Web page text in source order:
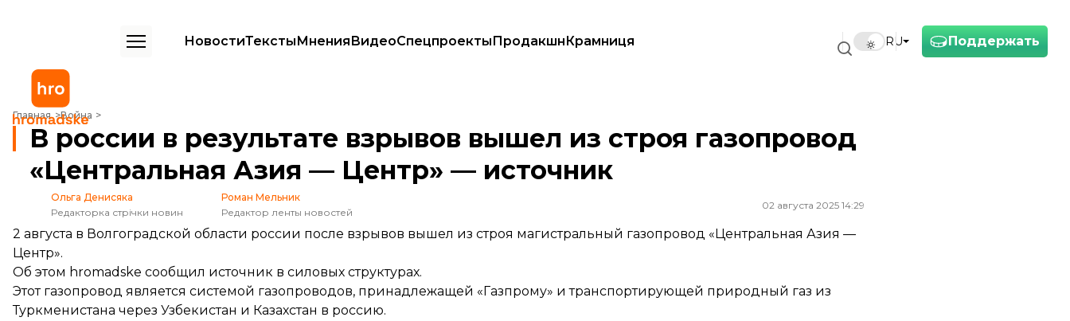
Поддержать
RU
НовостиТекстыМненияВидеоСпецпроектыПродакшнКрамниця
Главная Война
В россии в результате взрывов вышел из строя газопровод «Центральная Азия — Центр» — источник
В россии в результате взрывов вышел из строя газопровод
«Центральная Азия — Центр» — источник
Ольга Денисяка
Редакторка стрічки новин
Роман Мельник
Редактор ленты новостей
02 августа 2025 14:29
2 августа в Волгоградской области россии после взрывов вышел из строя магистральный газопровод «Центральная Азия —
Центр».
Об этом hromadske сообщил источник в силовых структурах.
Этот газопровод является системой газопроводов, принадлежащей «Газпрому» и транспортирующей природный газ из
Туркменистана через Узбекистан и Казахстан в россию.